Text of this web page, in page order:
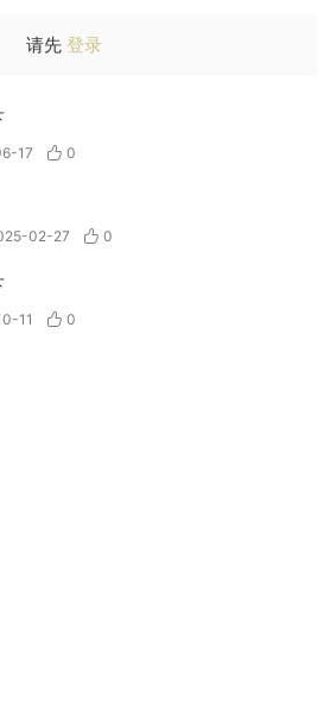
请先 登录
17 0
02-27 0
11 0